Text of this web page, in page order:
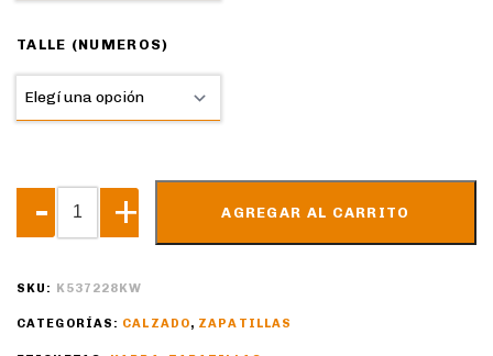
TALLE (NUMEROS)
AGREGAR AL CARRITO
SKU: K537228KW
CATEGORÍAS: CALZADO, ZAPATILLAS